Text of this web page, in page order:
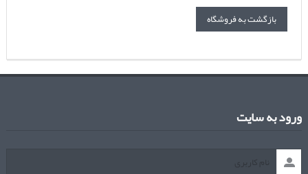
بازگشت به فروشگاه
ورود به سایت